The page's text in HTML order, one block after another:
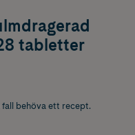
tabletter
fall behöva ett recept.